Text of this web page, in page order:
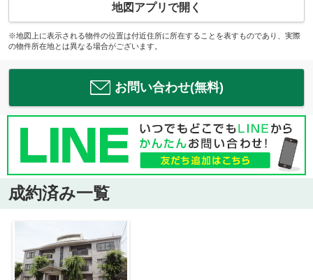
地図アプリで開く
※地図上に表示される物件の位置は付近住所に所在することを表すものであり、実際
の物件所在地とは異なる場合がございます。
お問い合わせ(無料)
成約済み一覧